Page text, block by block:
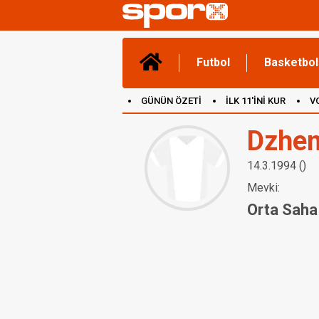
Futbol Basketbol
GÜNÜN ÖZETİ İLK 11'İNİ KUR
14.3.1994 ()
Mevki:
Orta Saha